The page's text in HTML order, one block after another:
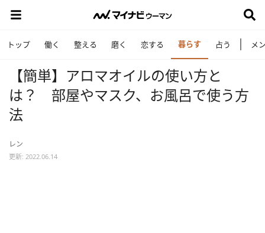
トップ 働く 整える 磨く 恋する 暮らす 占う メ
【簡単】アロマオイルの使い方と
は？ 部屋やマスク、お風呂で使う方
法
レン
更新: 2022.06.14